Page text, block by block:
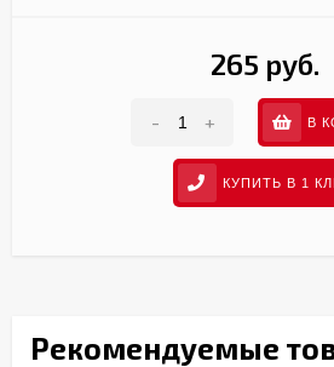
265 руб.
- + В
КУПИТЬ В 1
Рекомендуемые